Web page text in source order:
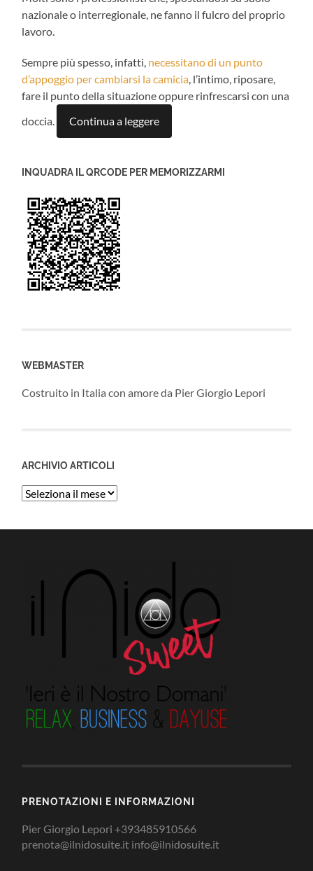
nazionale o interregionale, ne fanno il fulcro del proprio
lavoro.
Sempre più spesso, infatti, necessitano di un punto
d’appoggio per cambiarsi la camicia , l’intimo, riposare,
fare il punto della situazione oppure rinfrescarsi con una
doccia.
Continua a leggere
INQUADRA IL QRCODE PER MEMORIZZARMI
WEBMASTER
Costruito in Italia con amore da Pier Giorgio Lepori
ARCHIVIO ARTICOLI
Archivio
PRENOTAZIONI E INFORMAZIONI
Pier Giorgio Lepori +393485910566
prenota@ilnidosuite.it info@ilnidosuite.it